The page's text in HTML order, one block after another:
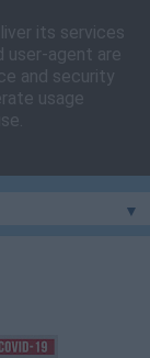
a ilha
▼
its services
user-agent are
and security
usage